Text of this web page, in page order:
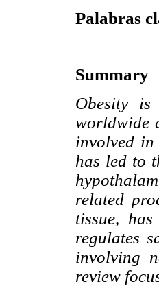
Palabras
Summary
Obesity is
worldwide
involved
has led to
related
tissue,
regulates
involving
review